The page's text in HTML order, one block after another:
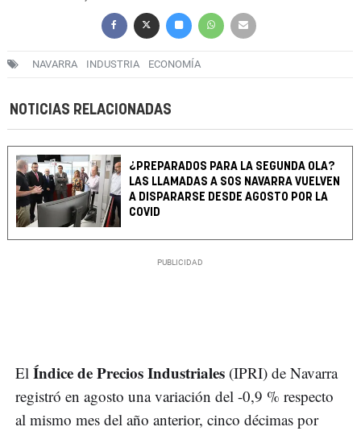
NAVARRA INDUSTRIA ECONOMÍA
NOTICIAS RELACIONADAS
¿PREPARADOS PARA LA SEGUNDA OLA?
LAS LLAMADAS A SOS NAVARRA VUELVEN
A DISPARARSE DESDE AGOSTO POR LA
COVID
El Índice de Precios Industriales (IPRI) de Navarra
registró en agosto una variación del -0,9 % respecto
al mismo mes del año anterior, cinco décimas por